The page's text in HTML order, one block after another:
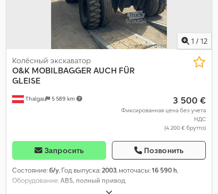
1 / 12
Thalgau 5 589 km
Колёсный экскаватор
O&K MOBILBAGGER AUCH FÜR
GLEISE
3 500 €
Фиксированная цена без учета
НДС
(4 200 € брутто)
Запросить Позвонить
Состояние:б/у, Год выпуска:2003, моточасы:16 590 h,
Оборудование:ABS, полный привод,